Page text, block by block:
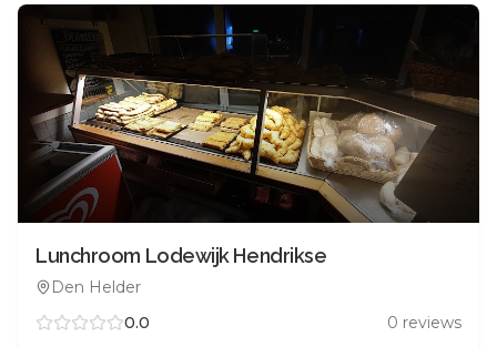
Lunchroom Lodewijk Hendrikse
Den Helder
0.0
0 reviews